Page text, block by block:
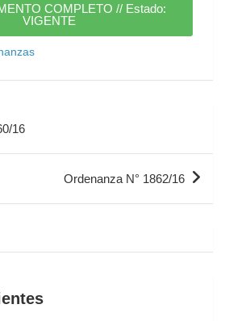
COMPLETO // Estado:
VIGENTE
16
Ordenanza N° 1862/16